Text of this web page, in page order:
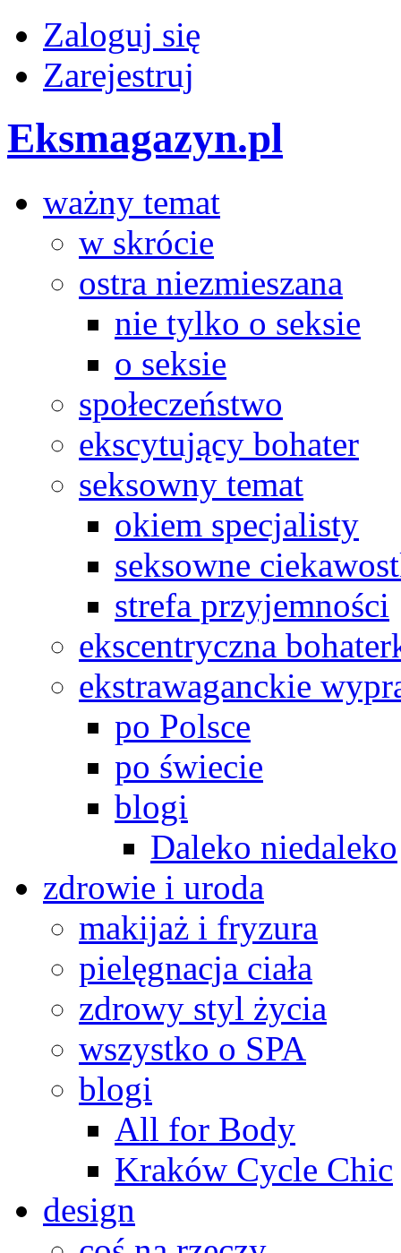
Zaloguj się
Zarejestruj
Eksmagazyn.pl
ważny temat
w skrócie
ostra niezmieszana
nie tylko o seksie
o seksie
społeczeństwo
ekscytujący bohater
seksowny temat
okiem specjalisty
seksowne
strefa przyjemności
ekscentryczna
ekstrawaganckie
po Polsce
po świecie
blogi
Daleko niedaleko
zdrowie i uroda
makijaż i fryzura
pielęgnacja ciała
zdrowy styl życia
wszystko o SPA
blogi
All for Body
Kraków Cycle Chic
design